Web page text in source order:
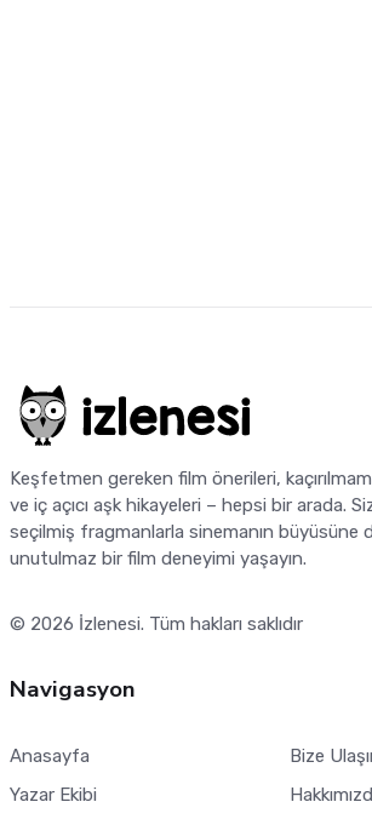
Keşfetmen gereken film önerileri,
ve iç açıcı aşk hikayeleri – hepsi bir arada.
seçilmiş fragmanlarla sinemanın büyüsüne
unutulmaz bir film deneyimi yaşayın.
© 2026 İzlenesi. Tüm hakları saklıdır
Navigasyon
Anasayfa
Yazar Ekibi
Bize